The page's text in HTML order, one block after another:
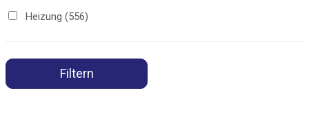
Heizung (556)
Filtern